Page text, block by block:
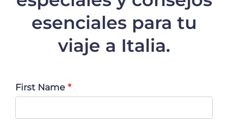
esenciales para tu
viaje a Italia.
First Name